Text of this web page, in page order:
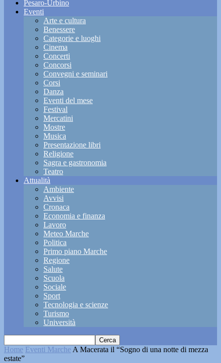
Pesaro-Urbino
Eventi
Arte e cultura
Benessere
Categorie e luoghi
Cinema
Concerti
Concorsi
Convegni e seminari
Corsi
Danza
Eventi del mese
Festival
Mercatini
Mostre
Musica
Presentazione libri
Religione
Sagra e gastronomia
Teatro
Attualità
Ambiente
Avvisi
Cronaca
Economia e finanza
Lavoro
Meteo Marche
Politica
Primo piano Marche
Regione
Salute
Scuola
Sociale
Sport
Tecnologia e scienze
Turismo
Università
Home Eventi Marche A Macerata il “Sogno di una notte di mezza
estate”